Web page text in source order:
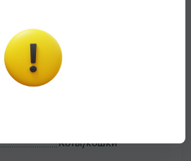
1
Коты/кошки